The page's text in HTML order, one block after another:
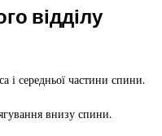
відділу
і середньої частини спини.
внизу спини.